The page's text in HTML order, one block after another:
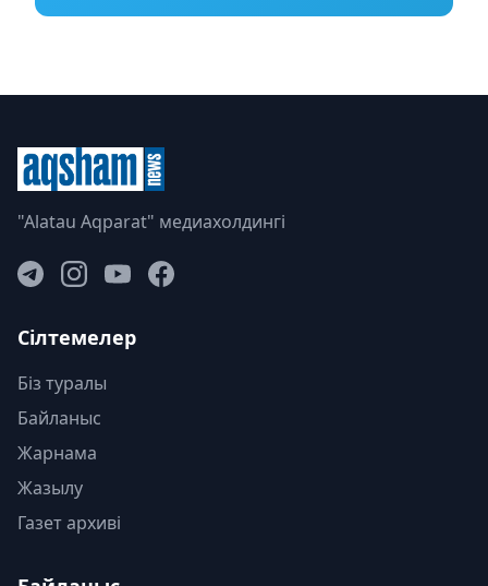
"Alatau Aqparat" медиахолдингі
Сілтемелер
Біз туралы
Байланыс
Жарнама
Жазылу
Газет архиві